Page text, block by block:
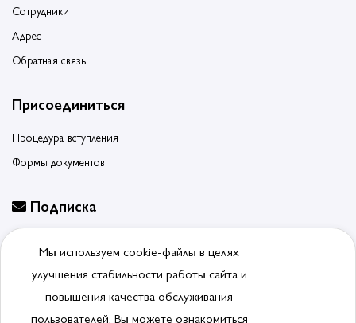
Сотрудники
Адрес
Обратная связь
Присоединиться
Процедура вступления
Формы документов
Подписка
Отписаться от рассылки
Мы используем cookie-файлы в целях
улучшения стабильности работы сайта и
повышения качества обслуживания
пользователей. Вы можете ознакомиться